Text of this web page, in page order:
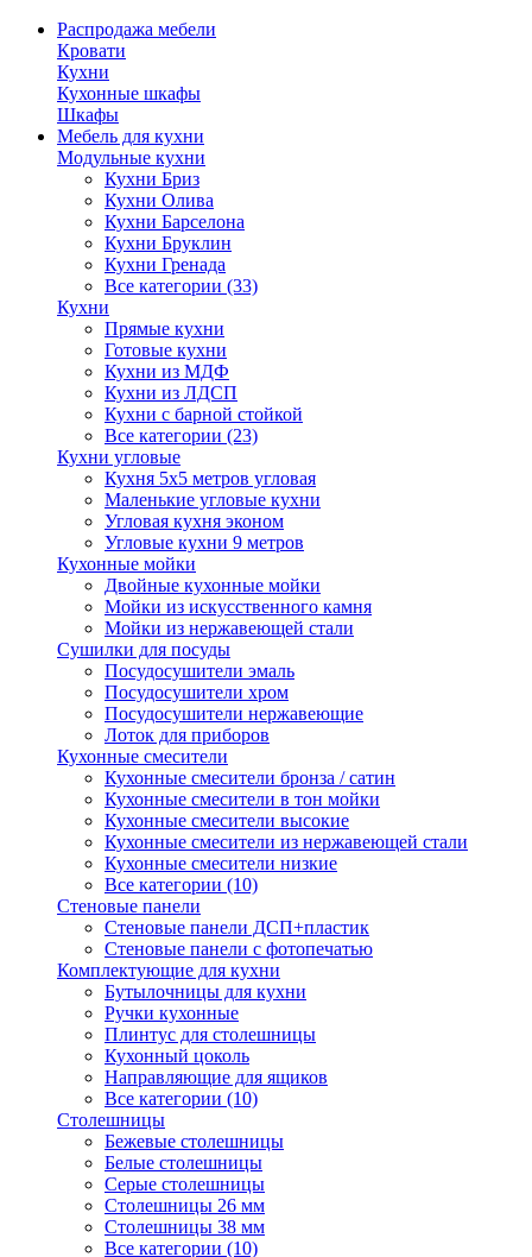
Распродажа мебели
Кровати
Кухни
Кухонные шкафы
Шкафы
Мебель для кухни
Модульные кухни
Кухни Бриз
Кухни Олива
Кухни Барселона
Кухни Бруклин
Кухни Гренада
Все категории (33)
Кухни
Прямые кухни
Готовые кухни
Кухни из МДФ
Кухни из ЛДСП
Кухни с барной стойкой
Все категории (23)
Кухни угловые
Кухня 5х5 метров угловая
Маленькие угловые кухни
Угловая кухня эконом
Угловые кухни 9 метров
Кухонные мойки
Двойные кухонные мойки
Мойки из искусственного камня
Мойки из нержавеющей стали
Сушилки для посуды
Посудосушители эмаль
Посудосушители хром
Посудосушители нержавеющие
Лоток для приборов
Кухонные смесители
Кухонные смесители бронза / сатин
Кухонные смесители в тон мойки
Кухонные смесители высокие
Кухонные смесители из нержавеющей стали
Кухонные смесители низкие
Все категории (10)
Стеновые панели
Стеновые панели ДСП+пластик
Стеновые панели с фотопечатью
Комплектующие для кухни
Бутылочницы для кухни
Ручки кухонные
Плинтус для столешницы
Кухонный цоколь
Направляющие для ящиков
Все категории (10)
Столешницы
Бежевые столешницы
Белые столешницы
Серые столешницы
Столешницы 26 мм
Столешницы 38 мм
Все категории (10)